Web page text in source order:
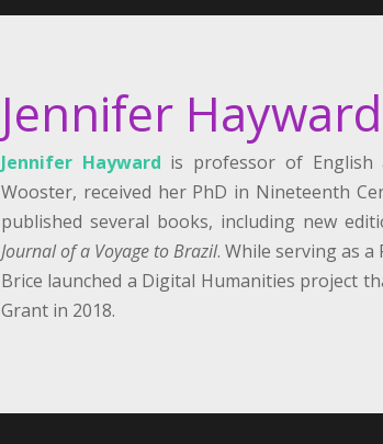
Jennifer Hayward
Jennifer Hayward is professor of English
Wooster, received her PhD in Nineteenth
published several books, including new
Journal of a Voyage to Brazil. While serving as
Brice launched a Digital Humanities project
Grant in 2018.